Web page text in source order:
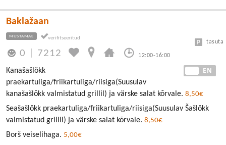
Baklažaan
MUSTAMÄE
0 7212 12:00-16:00
tasuta
EN
Kanašašlǒkk
praekartuliga/friikartuliga/riisiga(Suusulav
kanašašlõkk valmistatud grillil) ja värske salat kõrvale. 8,50€
Seašašlõkk praekartuliga/friikartuliga/riisiga(Suusulav Šašlõkk
valmistatud grillil) ja värske salat kõrvale. 8,50€
Borš veiselihaga. 5,00€